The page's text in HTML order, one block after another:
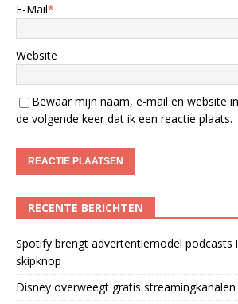
E-Mail*
Website
Bewaar mijn naam, e-mail en website
de volgende keer dat ik een reactie plaats.
RECENTE BERICHTEN
Spotify brengt advertentiemodel podcasts
skipknop
Disney overweegt gratis streamingkanalen